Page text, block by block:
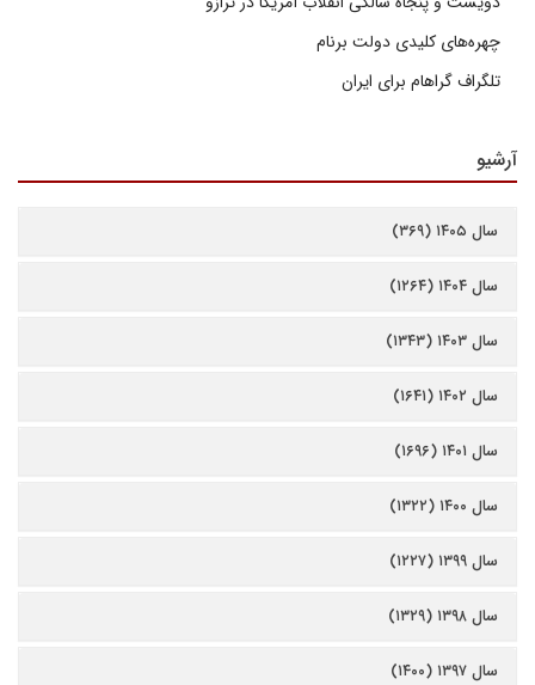
چهره‌های کلیدی دولت برنام
تلگراف گراهام برای ایران
آرشیو
سال ۱۴۰۵ (۳۶۹)
سال ۱۴۰۴ (۱۲۶۴)
سال ۱۴۰۳ (۱۳۴۳)
سال ۱۴۰۲ (۱۶۴۱)
سال ۱۴۰۱ (۱۶۹۶)
سال ۱۴۰۰ (۱۳۲۲)
سال ۱۳۹۹ (۱۲۲۷)
سال ۱۳۹۸ (۱۳۲۹)
سال ۱۳۹۷ (۱۴۰۰)